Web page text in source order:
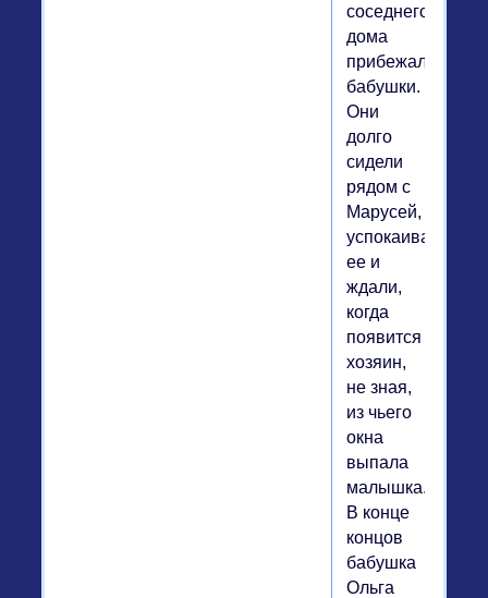
соседнего
дома
прибежали
бабушки.
Они
долго
сидели
рядом с
Марусей,
успокаивали
ее и
ждали,
когда
появится
хозяин,
не зная,
из чьего
окна
выпала
малышка.
В конце
концов
бабушка
Ольга